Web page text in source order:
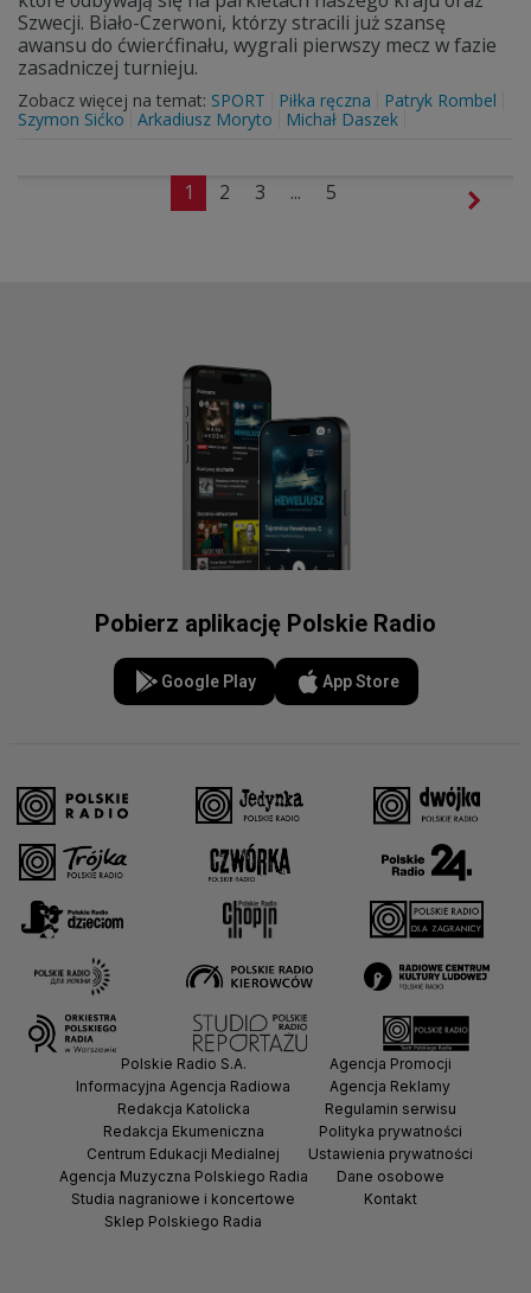
Szwecji. Biało-Czerwoni, którzy stracili już szansę
awansu do ćwierćfinału, wygrali pierwszy mecz w fazie
zasadniczej turnieju.
Zobacz więcej na temat: SPORT Piłka ręczna
Patryk Rombel
Szymon Sićko Arkadiusz Moryto Michał Daszek
1 2 3 ... 5
Pobierz aplikację Polskie Radio
Google Play App Store
Polskie Radio S.A.
Informacyjna Agencja Radiowa
Redakcja Katolicka
Redakcja Ekumeniczna
Centrum Edukacji Medialnej
Agencja Muzyczna Polskiego Radia
Studia nagraniowe i koncertowe
Sklep Polskiego Radia
Agencja Promocji
Agencja Reklamy
Regulamin serwisu
Polityka prywatności
Ustawienia prywatności
Dane osobowe
Kontakt